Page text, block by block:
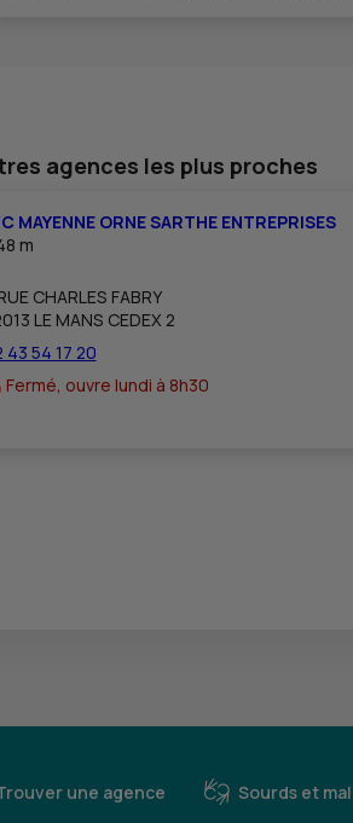
agences les plus proches
MAYENNE ORNE SARTHE ENTREPRISES
m
CHARLES FABRY
LE MANS CEDEX 2
43 54 17 20
Fermé, ouvre lundi à 8h30
une agence Sourds et